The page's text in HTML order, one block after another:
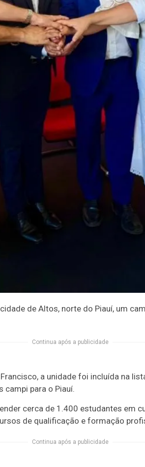
de Altos, norte do Piauí, um
Continua após a publicidade
a unidade foi incluída na
campi para o Piauí.
cerca de 1.400 estudantes em
de qualificação e formação
Continua após a publicidade